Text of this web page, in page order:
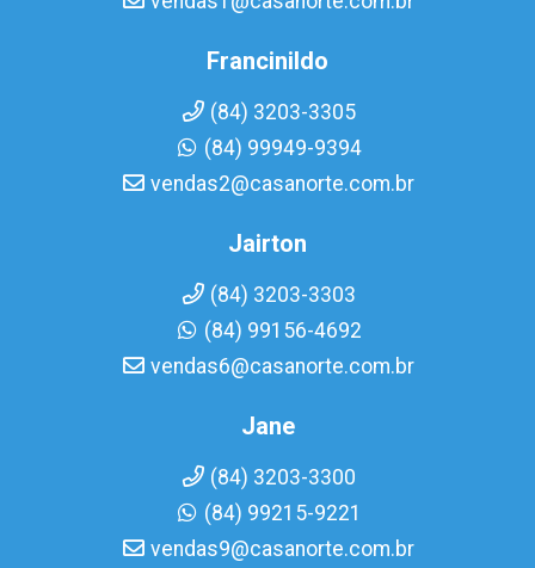
Francinildo
(84) 3203-3305
(84) 99949-9394
vendas2@casanorte.com.br
Jairton
(84) 3203-3303
(84) 99156-4692
vendas6@casanorte.com.br
Jane
(84) 3203-3300
(84) 99215-9221
vendas9@casanorte.com.br